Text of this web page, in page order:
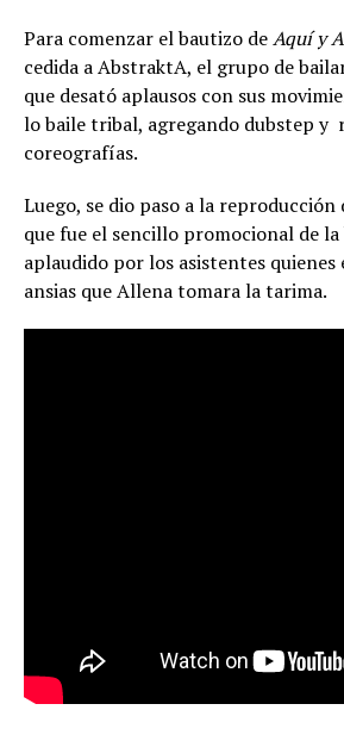
Para comenzar el bautizo deAquí y
cedida a AbstraktA, el grupo de
que desató aplausos con sus
lo baile tribal, agregando dubstep y
coreografías.
Luego, se dio paso a la reproducción
que fue el sencillo promocional de la
aplaudido por los asistentes quienes
ansias que Allena tomara la tarima.